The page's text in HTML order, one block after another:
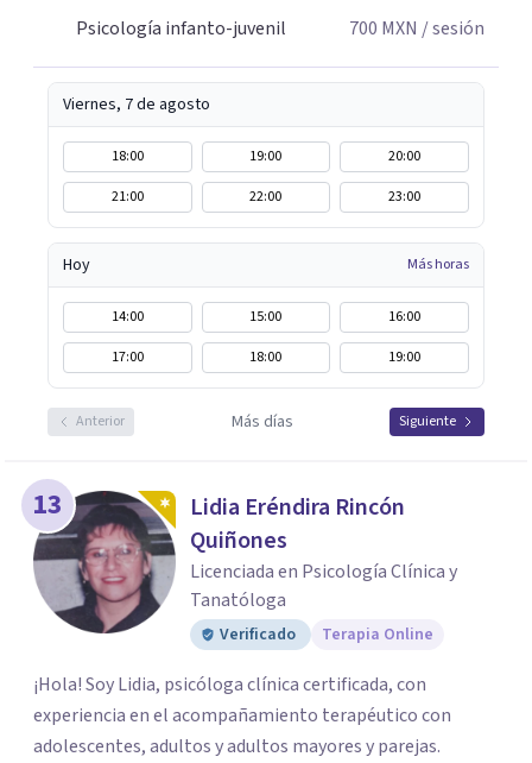
Psicología infanto-juvenil
700 MXN / sesión
Viernes, 7 de agosto
18:00 19:00
20:00
21:00
22:00 23:00
Hoy Más horas
14:00 15:00
16:00
17:00
18:00 19:00
Anterior Más días Siguiente
13
Lidia Eréndira Rincón
Quiñones
Licenciada en Psicología Clínica y
Tanatóloga
Verificado Terapia Online
¡Hola! Soy Lidia, psicóloga clínica certificada, con
experiencia en el acompañamiento terapéutico con
adolescentes, adultos y adultos mayores y parejas.